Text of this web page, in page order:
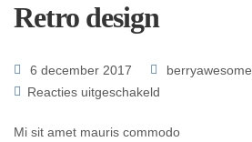
Retro design
6 december 2017
berryawesome
Reacties uitgeschakeld
Mi sit amet mauris commodo